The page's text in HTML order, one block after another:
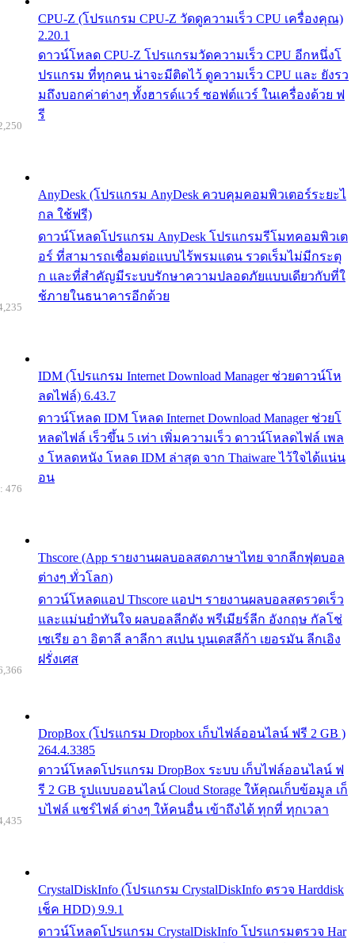
CPU-Z (โปรแกรม CPU-Z วัดดูความเร็ว CPU เครื่องคุณ)
2.20.1
ดาวน์โหลด CPU-Z โปรแกรมวัดความเร็ว CPU อีกหนึ่งโ
ปรแกรม ที่ทุกคน น่าจะมีติดไว้ ดูความเร็ว CPU และ ยังรว
มถึงบอกค่าต่างๆ ทั้งฮารด์แวร์ ซอฟต์แวร์ ในเครื่องด้วย ฟ
รี
AnyDesk (โปรแกรม AnyDesk ควบคุมคอมพิวเตอร์ระยะไ
กล ใช้ฟรี)
ดาวน์โหลดโปรแกรม AnyDesk โปรแกรมรีโมทคอมพิวเต
อร์ ที่สามารถเชื่อมต่อแบบไร้พรมแดน รวดเร็มไม่มีกระตุ
ก และที่สำคัญมีระบบรักษาความปลอดภัยแบบเดียวกับที่ใ
ช้ภายในธนาคารอีกด้วย
IDM (โปรแกรม Internet Download Manager ช่วยดาวน์โห
ลดไฟล์) 6.43.7
ดาวน์โหลด IDM โหลด Internet Download Manager ช่วยโ
หลดไฟล์ เร็วขึ้น 5 เท่า เพิ่มความเร็ว ดาวน์โหลดไฟล์ เพล
ง โหลดหนัง โหลด IDM ล่าสุด จาก Thaiware ไว้ใจได้แน่น
อน
Thscore (App รายงานผลบอลสดภาษาไทย จากลีกฟุตบอล
ต่างๆ ทั่วโลก)
ดาวน์โหลดแอป Thscore แอปฯ รายงานผลบอลสดรวดเร็ว
และแม่นยำทันใจ ผลบอลลีกดัง พรีเมียร์ลีก อังกฤษ กัลโช่
เซเรีย อา อิตาลี ลาลีกา สเปน บุนเดสลีก้า เยอรมัน ลีกเอิง
ฝรั่งเศส
476
DropBox (โปรแกรม Dropbox เก็บไฟล์ออนไลน์ ฟรี 2 GB )
264.4.3385
ดาวน์โหลดโปรแกรม DropBox ระบบ เก็บไฟล์ออนไลน์ ฟ
รี 2 GB รูปแบบออนไลน์ Cloud Storage ให้คุณเก็บข้อมูล เก็
บไฟล์ แชร์ไฟล์ ต่างๆ ให้คนอื่น เข้าถึงได้ ทุกที่ ทุกเวลา
CrystalDiskInfo (โปรแกรม CrystalDiskInfo ตรวจ Harddisk
เช็ค HDD) 9.9.1
ดาวน์โหลดโปรแกรม CrystalDiskInfo โปรแกรมตรวจ Har